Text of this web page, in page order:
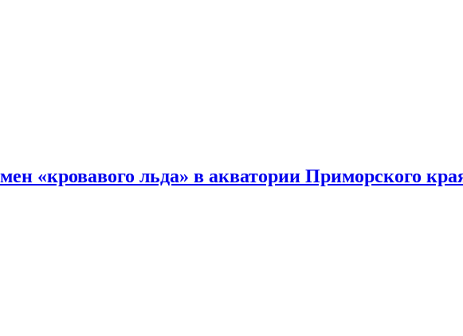
«кровавого льда» в акватории Приморского